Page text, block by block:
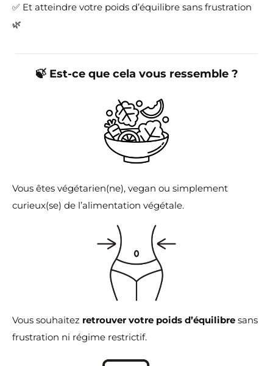
✅ Et atteindre votre poids d’équilibre sans frustration
🌿
🍃 Est-ce que cela vous ressemble ?
Vous êtes végétarien(ne), vegan ou simplement
curieux(se) de l’alimentation végétale.
Vous souhaitez retrouver votre poids d’équilibre sans
frustration ni régime restrictif.